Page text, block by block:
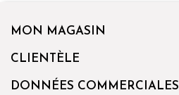
MON MAGASIN
CLIENTÈLE
DONNÉES COMMERCIALES